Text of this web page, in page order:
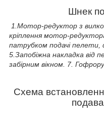
Шнек
1.Мотор-редуктор з
кріплення мотор-
патрубком подачі пелети,
5.Запобіжна накладка від
забірним вікном. 7.
Схема